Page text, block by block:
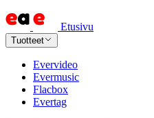
Etusivu
Tuotteet
Evervideo
Evermusic
Flacbox
Evertag